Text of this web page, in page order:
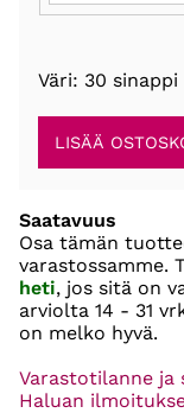
Väri: 30 sinappi
Saatavuus
Osa tämän
varastossamme.
heti, jos sitä on
arviolta 14 - 31
on melko hyvä.
Varastotilanne ja
Haluan